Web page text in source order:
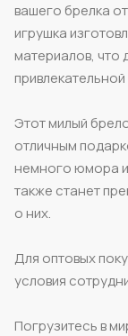
вашего брелка
игрушка
материалов, что
Этот милый
отличным
немного юмора и
также станет
о них.
Для оптовых
условия
Погрузитесь в